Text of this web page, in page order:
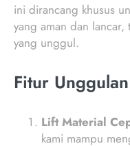
ini dirancang khusus
yang aman dan
yang unggul.
Fitur
Lift Material
kami mampu